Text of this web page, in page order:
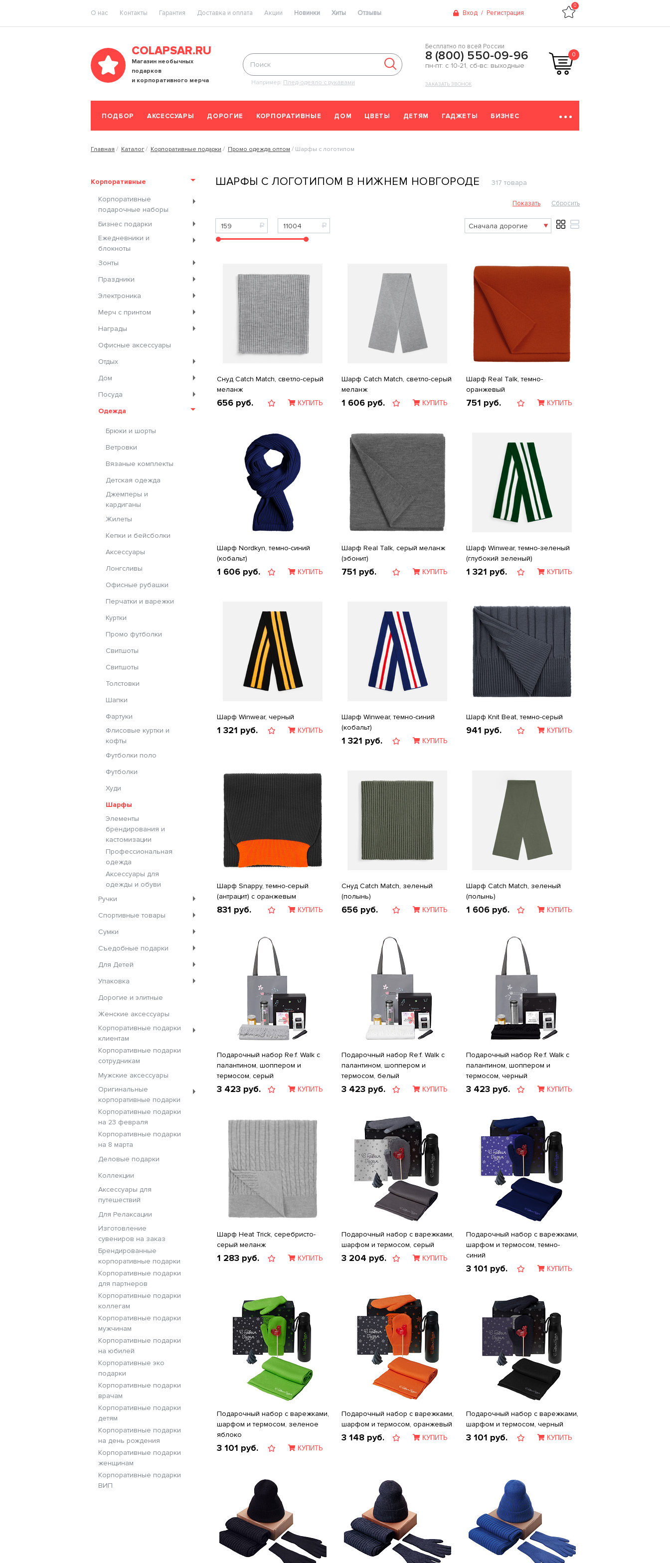
O нас Контакты Гарантия Доставка и оплата Акции Новинки Хиты Отзывы Вход / Регистрация
0
COLAPSAR.RU
Магазин необычных
подарков
и корпоративного мерча
Например: Плед-одеяло с рукавами
Бесплатно по всей России
8 (800) 550-09-96
пн-пт: с 10-21, сб-вс: выходные
ЗАКАЗАТЬ ЗВОНОК
0
ПОДБОР АКСЕССУАРЫ ДОРОГИЕ КОРПОРАТИВНЫЕ ДОМ ЦВЕТЫ ДЕТЯМ ГАДЖЕТЫ БИЗНЕС
Главная Каталог Корпоративные подарки Промо одежда оптом Шарфы с логотипом
Корпоративные
Корпоративные
подарочные наборы
Бизнес подарки
Ежедневники и
блокноты
Зонты
Праздники
Электроника
Мерч с принтом
Награды
Офисные аксессуары
Отдых
Дом
Посуда
Одежда
Брюки и шорты
Ветровки
Вязаные комплекты
Детская одежда
Джемперы и
кардиганы
Жилеты
Кепки и бейсболки
Аксессуары
Лонгсливы
Офисные рубашки
Перчатки и варежки
Куртки
Промо футболки
Свитшоты
Свитшоты
Толстовки
Шапки
Фартуки
Флисовые куртки и
кофты
Футболки поло
Футболки
Худи
Шарфы
Элементы
брендирования и
кастомизации
Профессиональная
одежда
Аксессуары для
одежды и обуви
Ручки
Спортивные товары
Сумки
Съедобные подарки
Для Детей
Упаковка
Дорогие и элитные
Женские аксессуары
Корпоративные подарки
клиентам
Корпоративные подарки
сотрудникам
Мужские аксессуары
Оригинальные
корпоративные подарки
Корпоративные подарки
на 23 февраля
Корпоративные подарки
на 8 марта
Деловые подарки
Коллекции
Аксессуары для
путешествий
Для Релаксации
Изготовление
сувениров на заказ
Брендированные
корпоративные подарки
Корпоративные подарки
для партнеров
Корпоративные подарки
коллегам
Корпоративные подарки
мужчинам
Корпоративные подарки
на юбилей
Корпоративные эко
подарки
Корпоративные подарки
врачам
Корпоративные подарки
детям
Корпоративные подарки
на день рождения
Корпоративные подарки
женщинам
Корпоративные подарки
ВИП
ШАРФЫ С ЛОГОТИПОМ В НИЖНЕМ НОВГОРОДЕ 317 товара
Снуд Catch Match, светло-серый
меланж
656 руб. КУПИТЬ
Шарф Catch Match, светло-серый
меланж
1 606 руб. КУПИТЬ
Шарф Real Talk, темно-
оранжевый
751 руб. КУПИТЬ
Шарф Nordkyn, темно-синий
(кобальт)
1 606 руб. КУПИТЬ
Шарф Real Talk, серый меланж
(эбонит)
751 руб. КУПИТЬ
Шарф Winwear, темно-зеленый
(глубокий зеленый)
1 321 руб. КУПИТЬ
Шарф Winwear, черный
1 321 руб. КУПИТЬ
Шарф Winwear, темно-синий
(кобальт)
1 321 руб. КУПИТЬ
Шарф Knit Beat, темно-серый
941 руб. КУПИТЬ
Шарф Snappy, темно-серый
(антрацит) с оранжевым
831 руб. КУПИТЬ
Снуд Catch Match, зеленый
(полынь)
656 руб. КУПИТЬ
Шарф Catch Match, зеленый
(полынь)
1 606 руб. КУПИТЬ
Подарочный набор Re:f. Walk с
палантином, шоппером и
термосом, серый
3 423 руб. КУПИТЬ
Подарочный набор Re:f. Walk с
палантином, шоппером и
термосом, белый
3 423 руб. КУПИТЬ
Подарочный набор Re:f. Walk с
палантином, шоппером и
термосом, черный
3 423 руб. КУПИТЬ
Шарф Heat Trick, серебристо-
серый меланж
1 283 руб. КУПИТЬ
Подарочный набор с варежками,
шарфом и термосом, серый
3 204 руб. КУПИТЬ
Подарочный набор с варежками,
шарфом и термосом, темно-
синий
3 101 руб. КУПИТЬ
Подарочный набор с варежками,
шарфом и термосом, зеленое
яблоко
3 101 руб. КУПИТЬ
Подарочный набор с варежками,
шарфом и термосом, оранжевый
3 148 руб. КУПИТЬ
Подарочный набор с варежками,
шарфом и термосом, черный
3 101 руб. КУПИТЬ